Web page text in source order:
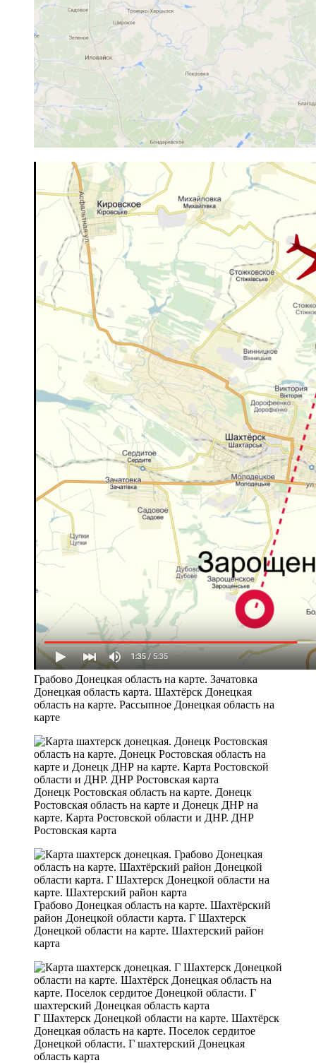
Грабово Донецкая область на карте. Зачатовка
Донецкая область карта. Шахтёрск Донецкая
область на карте. Рассыпное Донецкая область на
карте
Донецк Ростовская область на карте. Донецк
Ростовская область на карте и Донецк ДНР на
карте. Карта Ростовской области и ДНР. ДНР
Ростовская карта
Грабово Донецкая область на карте. Шахтёрский
район Донецкой области карта. Г Шахтерск
Донецкой области на карте. Шахтерский район
карта
Г Шахтерск Донецкой области на карте. Шахтёрск
Донецкая область на карте. Поселок сердитое
Донецкой области. Г шахтерский Донецкая
область карта